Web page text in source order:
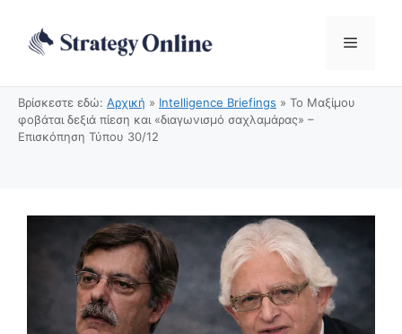
περιεχόμενο
Μενού
Βρίσκεστε εδώ: Αρχική » Intelligence Briefings » Το Μαξίμου
φοβάται δεξιά πίεση και «διαγωνισμό σαχλαμάρας» –
Επισκόπηση Τύπου 30/12